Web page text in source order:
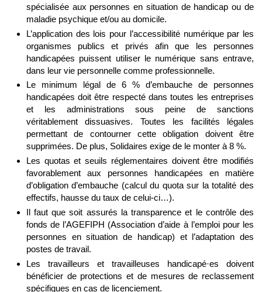
spécialisée aux personnes en situation de handicap ou de
maladie psychique et/ou au domicile.
L’application des lois pour l’accessibilité numérique par les
organismes publics et privés afin que les personnes
handicapées puissent utiliser le numérique sans entrave,
dans leur vie personnelle comme professionnelle.
Le minimum légal de 6 % d’embauche de personnes
handicapées doit être respecté dans toutes les entreprises
et les administrations sous peine de sanctions
véritablement dissuasives. Toutes les facilités légales
permettant de contourner cette obligation doivent être
supprimées. De plus, Solidaires exige de le monter à 8 %.
Les quotas et seuils réglementaires doivent être modifiés
favorablement aux personnes handicapées en matière
d’obligation d’embauche (calcul du quota sur la totalité des
effectifs, hausse du taux de celui-ci…).
Il faut que soit assurés la transparence et le contrôle des
fonds de l’AGEFIPH (Association d’aide à l’emploi pour les
personnes en situation de handicap) et l’adaptation des
postes de travail.
Les travailleurs et travailleuses handicapé·es doivent
bénéficier de protections et de mesures de reclassement
spécifiques en cas de licenciement.